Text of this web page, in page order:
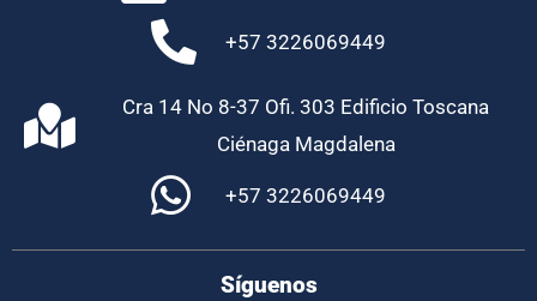
+57 3226069449
Cra 14 No 8-37 Ofi. 303 Edificio Toscana
Ciénaga Magdalena
+57 3226069449
Síguenos